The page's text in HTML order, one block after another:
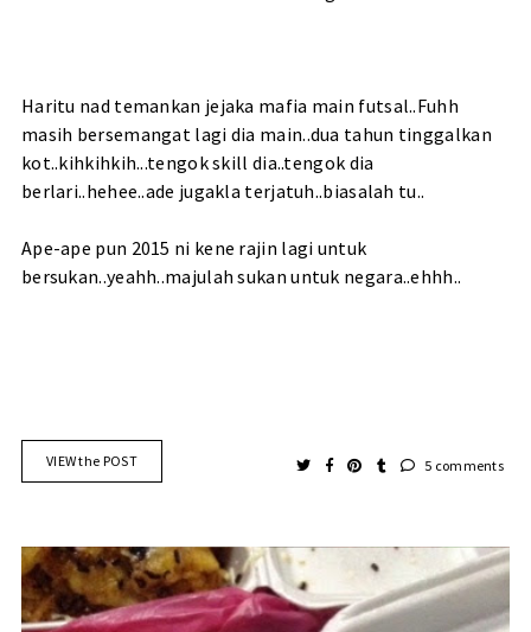
Haritu nad temankan jejaka mafia main futsal..Fuhh
masih bersemangat lagi dia main..dua tahun tinggalkan
kot..kihkihkih...tengok skill dia..tengok dia
berlari..hehee..ade jugakla terjatuh..biasalah tu..
Ape-ape pun 2015 ni kene rajin lagi untuk
bersukan..yeahh..majulah sukan untuk negara..ehhh..
VIEW the POST 5 comments